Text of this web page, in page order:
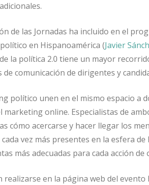
de las Jornadas ha incluido en el
en Hispanoamérica (Javier
la política 2.0 tiene un mayor
comunicación de dirigentes y
político unen en el mismo espacio a
marketing online. Especialistas de
cómo acercarse y hacer llegar los
vez más presentes en la esfera
más adecuadas para cada acción de
realizarse en la página web del evento